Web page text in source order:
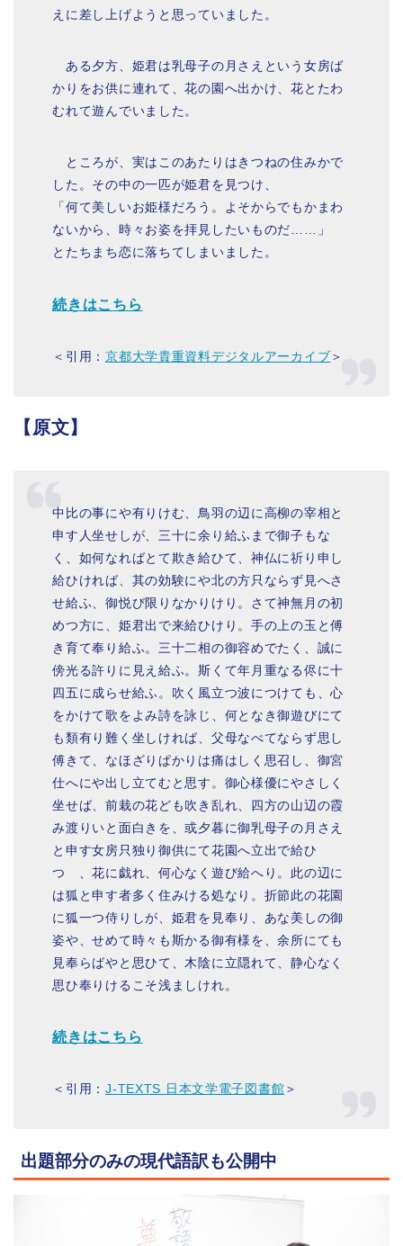
えに差し上げようと思っていました。
ある夕方、姫君は乳母子の月さえという女房ば
かりをお供に連れて、花の園へ出かけ、花とたわ
むれて遊んでいました。
ところが、実はこのあたりはきつねの住みかで
した。その中の一匹が姫君を見つけ、
「何て美しいお姫様だろう。よそからでもかまわ
ないから、時々お姿を拝見したいものだ……」
とたちまち恋に落ちてしまいました。
続きはこちら
＜引用：京都大学貴重資料デジタルアーカイブ＞
【原文】
中比の事にや有りけむ、鳥羽の辺に高柳の宰相と
申す人坐せしが、三十に余り給ふまで御子もな
く、如何なればとて欺き給ひて、神仏に祈り申し
給ひければ、其の効験にや北の方只ならず見へさ
せ給ふ、御悦び限りなかりけり。さて神無月の初
めつ方に、姫君出で来給ひけり。手の上の玉と傅
き育て奉り給ふ。三十二相の御容めでたく、誠に
傍光る許りに見え給ふ。斯くて年月重なる侭に十
四五に成らせ給ふ。吹く風立つ波につけても、心
をかけて歌をよみ詩を詠じ、何となき御遊びにて
も類有り難く坐しければ、父母なべてならず思し
傅きて、なほざりぱかりは痛はしく思召し、御宮
仕へにや出し立てむと思す。御心様優にやさしく
坐せば、前栽の花ども吹き乱れ、四方の山辺の霞
み渡りいと面白きを、或夕暮に御乳母子の月さえ
と申す女房只独り御供にて花園へ立出で給ひ
つゝ、花に戯れ、何心なく遊び給へり。此の辺に
は狐と申す者多く住みける処なり。折節此の花園
に狐一つ侍りしが、姫君を見奉り、あな美しの御
姿や、せめて時々も斯かる御有様を、余所にても
見奉らばやと思ひて、木陰に立隠れて、静心なく
思ひ奉りけるこそ浅ましけれ。
続きはこちら
＜引用：J-TEXTS 日本文学電子図書館＞
出題部分のみの現代語訳も公開中